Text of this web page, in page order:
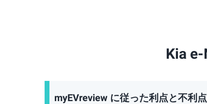
Kia
myEVreview に従った利点と不利点